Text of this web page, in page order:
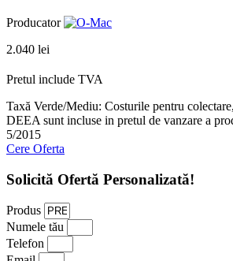
Producator
2.040 lei
Pretul include TVA
Taxă Verde/Mediu: Costurile pentru
DEEA sunt incluse in pretul de vanzare a
5/2015
Cere Oferta
Solicită Ofertă Personalizată!
Produs
Numele tău
Telefon